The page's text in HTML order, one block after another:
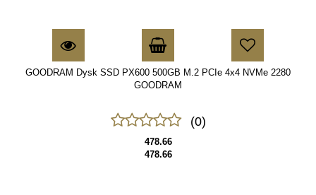
GOODRAM Dysk SSD PX600 500GB M.2 PCIe 4x4 NVMe 2280
GOODRAM
(0)
478.66
478.66